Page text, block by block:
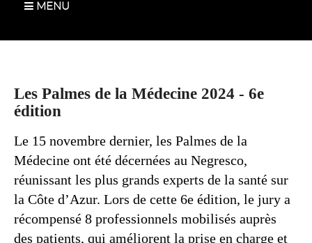
MENU
Les Palmes de la Médecine 2024 - 6e
édition
Le 15 novembre dernier, les Palmes de la
Médecine ont été décernées au Negresco,
réunissant les plus grands experts de la santé sur
la Côte d’Azur. Lors de cette 6e édition, le jury a
récompensé 8 professionnels mobilisés auprès
des patients, qui améliorent la prise en charge et